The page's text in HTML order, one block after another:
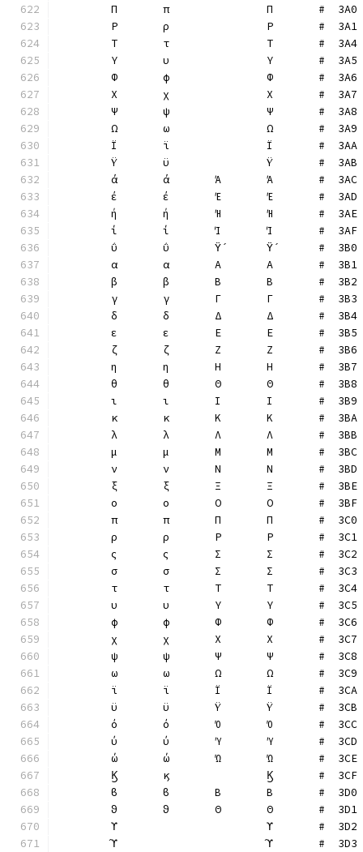
	Π	π		Π	#  3A0
	Ρ	ρ		Ρ	#  3A1
	Τ	τ		Τ	#  3A4
	Υ	υ		Υ	#  3A5
	Φ	φ		Φ	#  3A6
	Χ	χ		Χ	#  3A7
	Ψ	ψ		Ψ	#  3A8
	Ω	ω		Ω	#  3A9
	Ϊ	ϊ		Ϊ	#  3AA
	Ϋ	ϋ		Ϋ	#  3AB
	ά	ά	Ά	Ά	#  3AC
	έ	έ	Έ	Έ	#  3AD
	ή	ή	Ή	Ή	#  3AE
	ί	ί	Ί	Ί	#  3AF
	ΰ	ΰ	Ϋ́	Ϋ́	#  3B0
	α	α	Α	Α	#  3B1
	β	β	Β	Β	#  3B2
	γ	γ	Γ	Γ	#  3B3
	δ	δ	Δ	Δ	#  3B4
	ε	ε	Ε	Ε	#  3B5
	ζ	ζ	Ζ	Ζ	#  3B6
	η	η	Η	Η	#  3B7
	θ	θ	Θ	Θ	#  3B8
	ι	ι	Ι	Ι	#  3B9
	κ	κ	Κ	Κ	#  3BA
	λ	λ	Λ	Λ	#  3BB
	μ	μ	Μ	Μ	#  3BC
	ν	ν	Ν	Ν	#  3BD
	ξ	ξ	Ξ	Ξ	#  3BE
	ο	ο	Ο	Ο	#  3BF
	π	π	Π	Π	#  3C0
	ρ	ρ	Ρ	Ρ	#  3C1
	ς	ς	Σ	Σ	#  3C2
	σ	σ	Σ	Σ	#  3C3
	τ	τ	Τ	Τ	#  3C4
	υ	υ	Υ	Υ	#  3C5
	φ	φ	Φ	Φ	#  3C6
	χ	χ	Χ	Χ	#  3C7
	ψ	ψ	Ψ	Ψ	#  3C8
	ω	ω	Ω	Ω	#  3C9
	ϊ	ϊ	Ϊ	Ϊ	#  3CA
	ϋ	ϋ	Ϋ	Ϋ	#  3CB
	ό	ό	Ό	Ό	#  3CC
	ύ	ύ	Ύ	Ύ	#  3CD
	ώ	ώ	Ώ	Ώ	#  3CE
	Ϗ	ϗ		Ϗ	#  3CF
	ϐ	ϐ	Β	Β	#  3D0
	ϑ	ϑ	Θ	Θ	#  3D1
	ϒ			ϒ	#  3D2
	ϓ			ϓ	#  3D3